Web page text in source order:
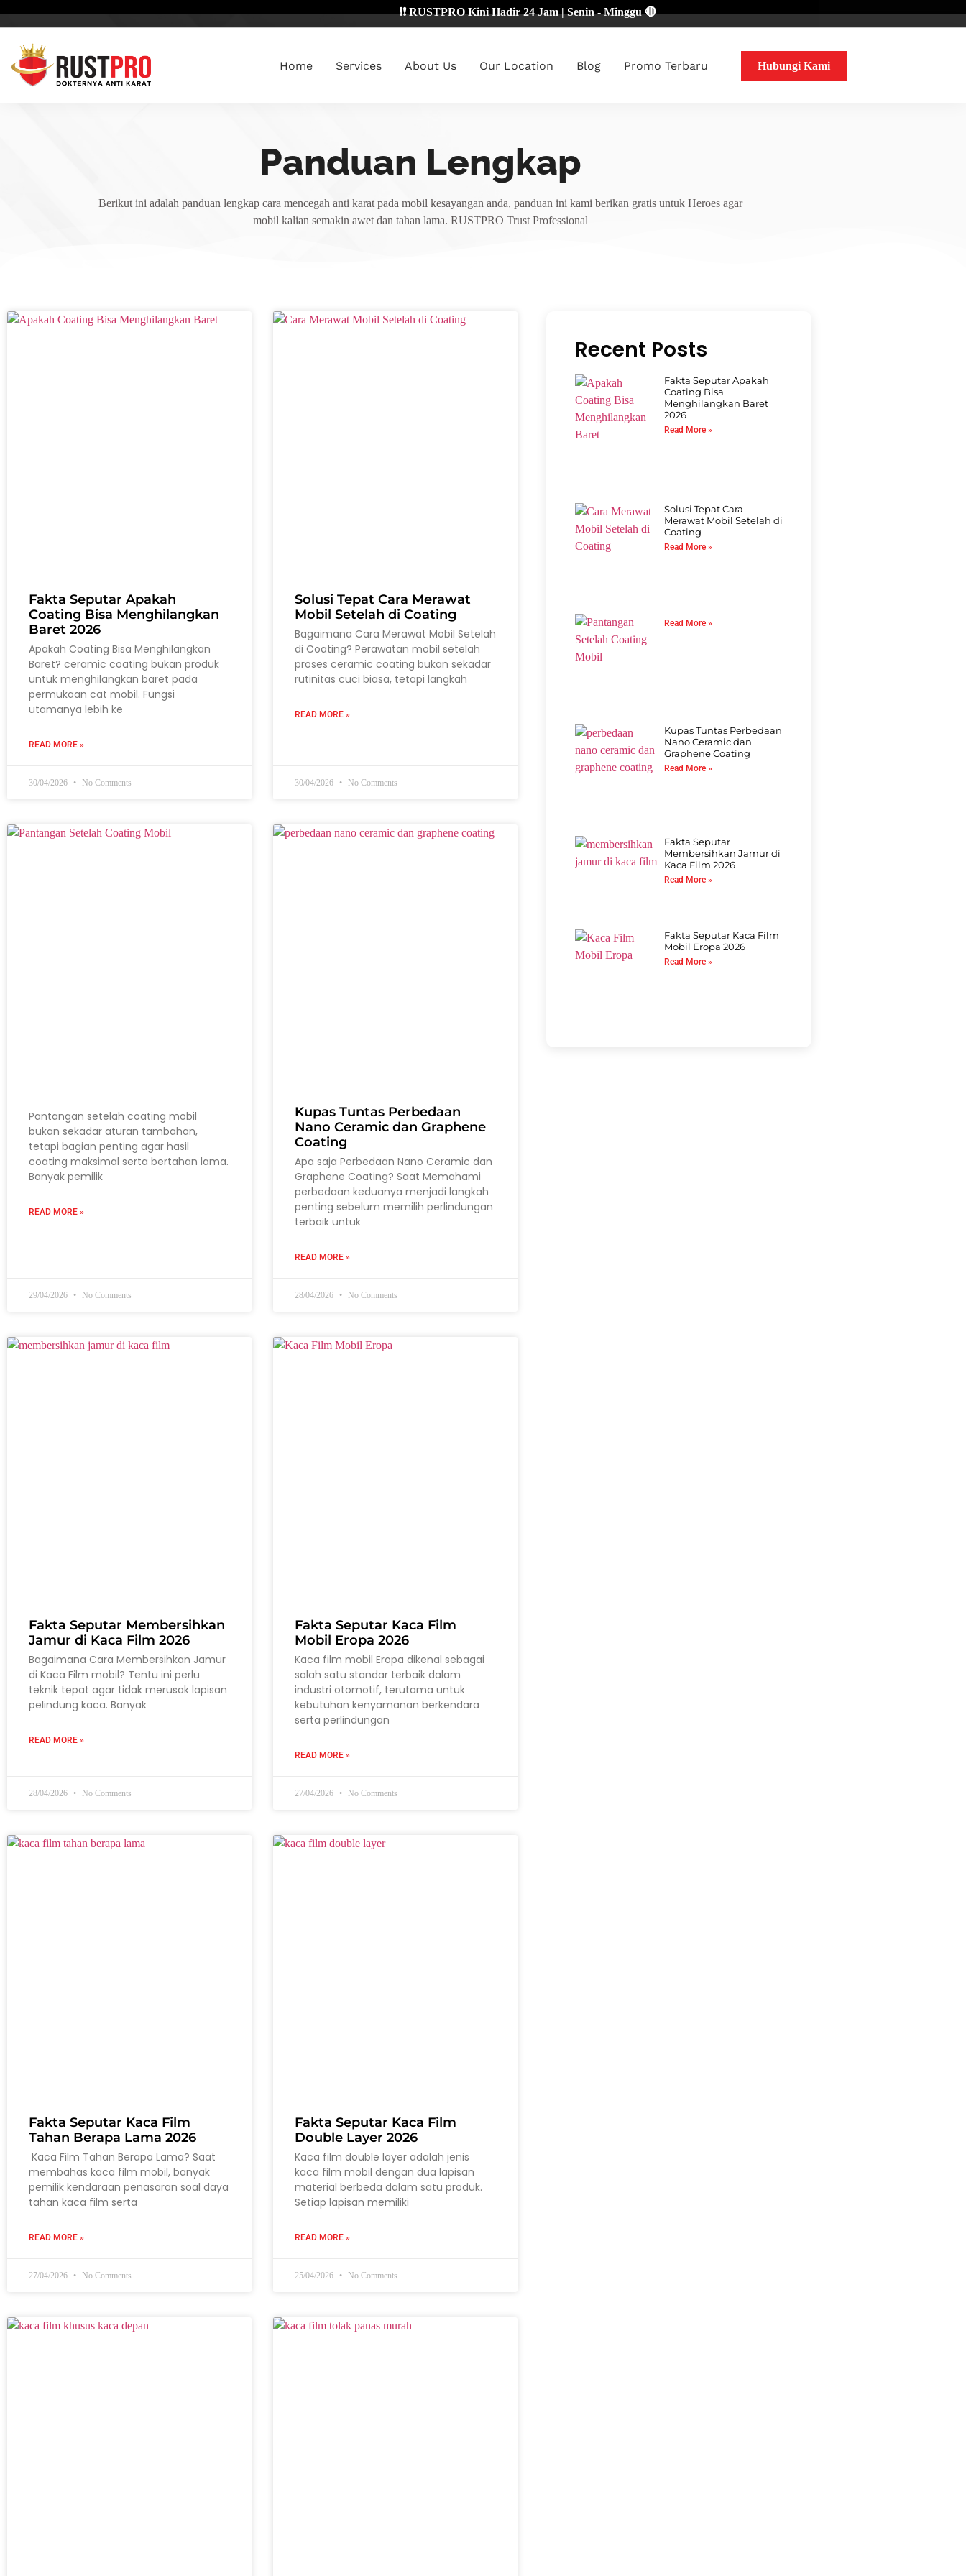
❗❗ RUSTPRO Kini Hadir 24 Jam | Senin - Minggu 🔴
Home Services About Us Our Location Blog Promo Terbaru Hubungi Kami
Panduan Lengkap
Berikut ini adalah panduan lengkap cara mencegah anti karat pada mobil kesayangan anda, panduan ini kami berikan gratis untuk Heroes agar
mobil kalian semakin awet dan tahan lama. RUSTPRO Trust Professional
Fakta Seputar Apakah
Coating Bisa Menghilangkan
Baret 2026
Apakah Coating Bisa Menghilangkan
Baret? ceramic coating bukan produk
untuk menghilangkan baret pada
permukaan cat mobil. Fungsi
utamanya lebih ke
READ MORE »
30/04/2026 No Comments
Solusi Tepat Cara Merawat
Mobil Setelah di Coating
Bagaimana Cara Merawat Mobil Setelah
di Coating? Perawatan mobil setelah
proses ceramic coating bukan sekadar
rutinitas cuci biasa, tetapi langkah
READ MORE »
30/04/2026 No Comments
Pantangan setelah coating mobil
bukan sekadar aturan tambahan,
tetapi bagian penting agar hasil
coating maksimal serta bertahan lama.
Banyak pemilik
READ MORE »
29/04/2026 No Comments
Kupas Tuntas Perbedaan
Nano Ceramic dan Graphene
Coating
Apa saja Perbedaan Nano Ceramic dan
Graphene Coating? Saat Memahami
perbedaan keduanya menjadi langkah
penting sebelum memilih perlindungan
terbaik untuk
READ MORE »
28/04/2026 No Comments
Fakta Seputar Membersihkan
Jamur di Kaca Film 2026
Bagaimana Cara Membersihkan Jamur
di Kaca Film mobil? Tentu ini perlu
teknik tepat agar tidak merusak lapisan
pelindung kaca. Banyak
READ MORE »
28/04/2026 No Comments
Fakta Seputar Kaca Film
Mobil Eropa 2026
Kaca film mobil Eropa dikenal sebagai
salah satu standar terbaik dalam
industri otomotif, terutama untuk
kebutuhan kenyamanan berkendara
serta perlindungan
READ MORE »
27/04/2026 No Comments
Fakta Seputar Kaca Film
Tahan Berapa Lama 2026
Kaca Film Tahan Berapa Lama? Saat
membahas kaca film mobil, banyak
pemilik kendaraan penasaran soal daya
tahan kaca film serta
READ MORE »
27/04/2026 No Comments
Fakta Seputar Kaca Film
Double Layer 2026
Kaca film double layer adalah jenis
kaca film mobil dengan dua lapisan
material berbeda dalam satu produk.
Setiap lapisan memiliki
READ MORE »
25/04/2026 No Comments
Recent Posts
Fakta Seputar Apakah
Coating Bisa
Menghilangkan Baret
2026
Read More »
Solusi Tepat Cara
Merawat Mobil Setelah di
Coating
Read More »
Read More »
Kupas Tuntas Perbedaan
Nano Ceramic dan
Graphene Coating
Read More »
Fakta Seputar
Membersihkan Jamur di
Kaca Film 2026
Read More »
Fakta Seputar Kaca Film
Mobil Eropa 2026
Read More »